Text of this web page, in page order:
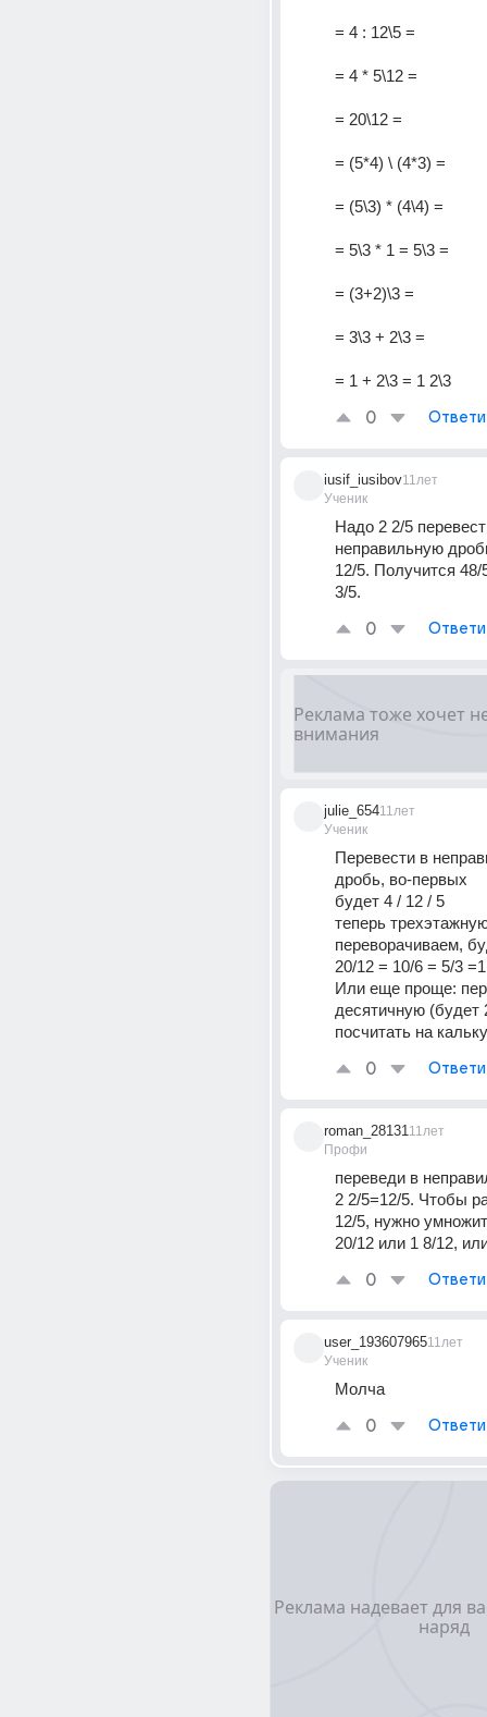
= 4 : 12\5 =
= 4 * 5\12 =
= 20\12 =
= (5*4) \ (4*3) =
= (5\3) * (4\4) =
= 5\3 * 1 = 5\3 =
= (3+2)\3 =
= 3\3 + 2\3 =
= 1 + 2\3 = 1 2\3
0
iusif_iusibov
Ученик
11лет
Надо 2 2/5
неправильную
12/5. Получится
3/5.
0
julie_654
Ученик
11лет
Перевести в
дробь, во-первых
будет 4 / 12 / 5
теперь
переворачиваем,
20/12 = 10/6 = 5/3
Или еще проще:
десятичную (будет
посчитать на
0
roman_28131
Профи
11лет
переведи в
2 2/5=12/5. Чтобы
12/5, нужно
20/12 или 1 8/12,
0
user_193607965
Ученик
11лет
Молча
0